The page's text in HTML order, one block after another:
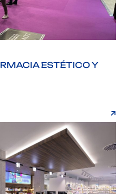
ESTÉTICO Y